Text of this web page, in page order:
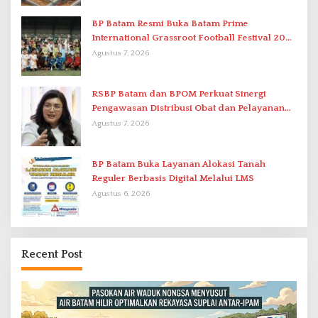
BP Batam Resmi Buka Batam Prime
International Grassroot Football Festival 2026
di Stadion Temenggung Abdul Jamal
Agustus 7, 2026
RSBP Batam dan BPOM Perkuat Sinergi
Pengawasan Distribusi Obat dan Pelayanan
Kefarmasian
Agustus 7, 2026
BP Batam Buka Layanan Alokasi Tanah
Reguler Berbasis Digital Melalui LMS
Agustus 6, 2026
Recent Post